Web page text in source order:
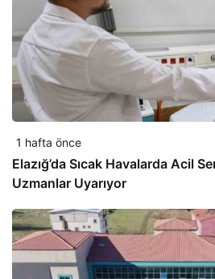
1 hafta önce
Elazığ’da Sıcak Havalarda Acil
Uzmanlar Uyarıyor